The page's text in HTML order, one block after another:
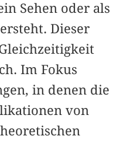
Sehen oder als
Dieser
Im Fokus
in denen die
von